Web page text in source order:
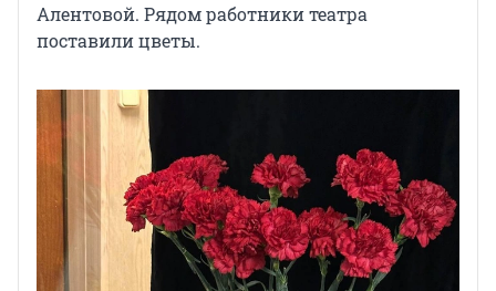
Алентовой. Рядом работники театра
поставили цветы.